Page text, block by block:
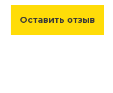
Оставить отзыв